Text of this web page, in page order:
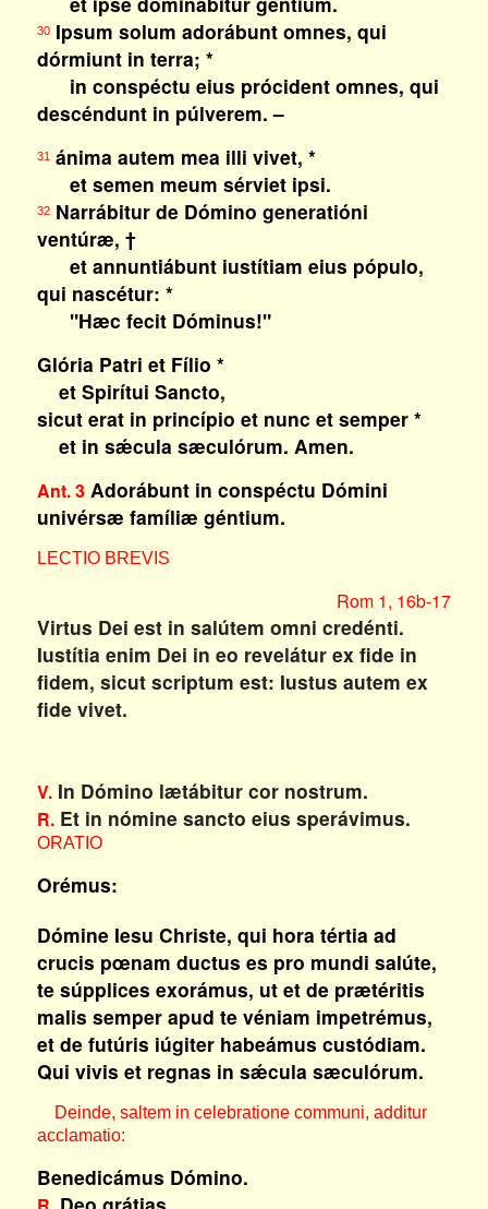
30Ipsum solum adorábunt omnes, qui
dórmiunt in terra; *
in conspéctu eius prócident omnes, qui
descéndunt in púlverem. –
31ánima autem mea illi vivet, *
et semen meum sérviet ipsi.
32Narrábitur de Dómino generatióni
ventúræ, †
et annuntiábunt iustítiam eius pópulo,
qui nascétur: *
"Hæc fecit Dóminus!"
Glória Patri et Fílio *
et Spirítui Sancto,
sicut erat in princípio et nunc et semper *
et in sǽcula sæculórum. Amen.
Ant. 3Adorábunt in conspéctu Dómini
univérsæ famíliæ géntium.
LECTIO BREVIS
Rom 1, 16b-17
Virtus Dei est in salútem omni credénti.
Iustítia enim Dei in eo revelátur ex fide in
fidem, sicut scriptum est: Iustus autem ex
fide vivet.
V.In Dómino lætábitur cor nostrum.
R.Et in nómine sancto eius sperávimus.
ORATIO
Orémus:
Dómine Iesu Christe, qui hora tértia ad
crucis pœnam ductus es pro mundi salúte,
te súpplices exorámus, ut et de prætéritis
malis semper apud te véniam impetrémus,
et de futúris iúgiter habeámus custódiam.
Qui vivis et regnas in sǽcula sæculórum.
Deinde, saltem in celebratione communi, additur
acclamatio:
Benedicámus Dómino.